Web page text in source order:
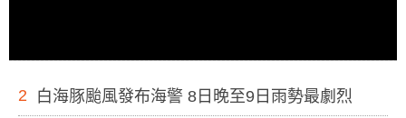
2 白海豚颱風發布海警 8日晚至9日雨勢最劇烈